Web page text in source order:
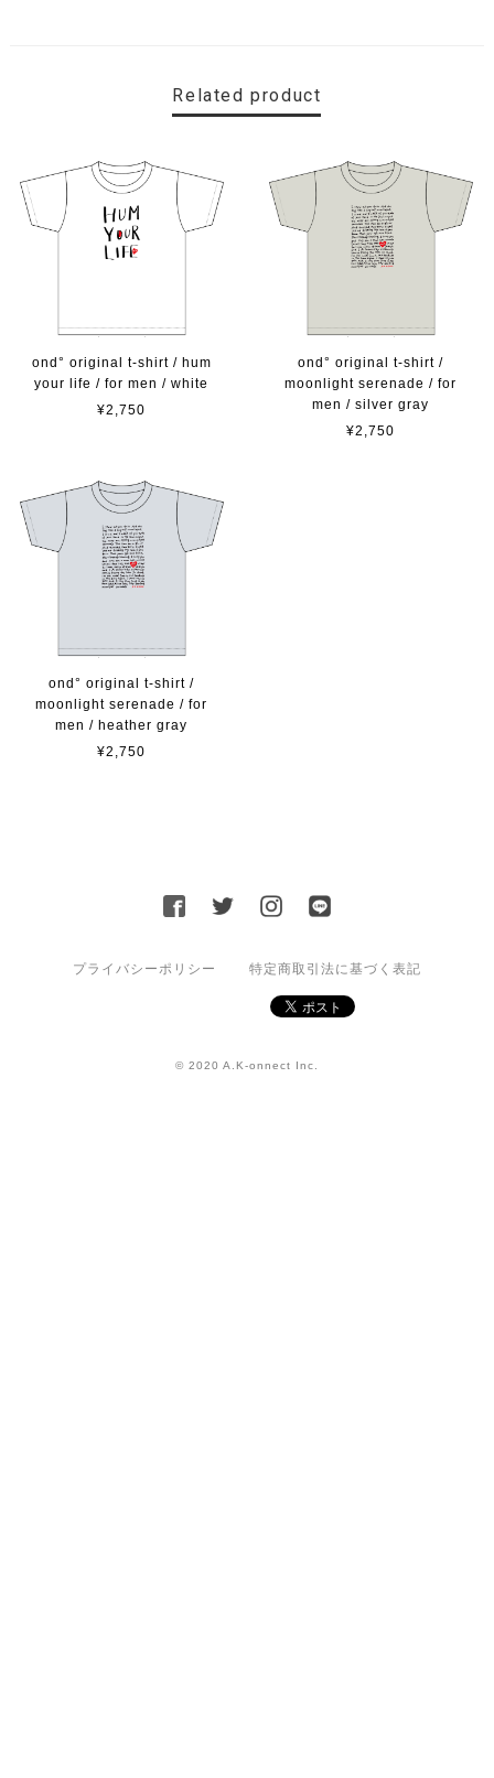
Related product
ond° original t-shirt / hum
your life / for men / white
¥2,750
ond° original t-shirt /
moonlight serenade / for
men / silver gray
¥2,750
ond° original t-shirt /
moonlight serenade / for
men / heather gray
¥2,750
プライバシーポリシー 特定商取引法に基づく表記
© 2020 A.K-onnect Inc.